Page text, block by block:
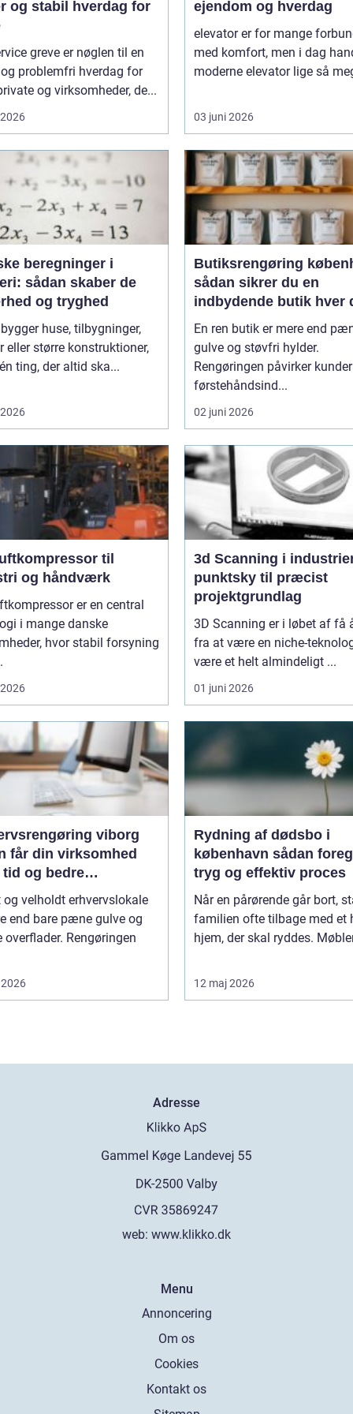
og stabil hverdag for
greve er nøglen til en
problemfri hverdag for
og virksomheder, de...
ejendom og hverdag
elevator er for mange
med komfort, men i dag
moderne elevator lige så
03 juni 2026
beregninger i
sådan skaber de
og tryghed
huse, tilbygninger,
eller større konstruktioner,
ting, der altid ska...
Butiksrengøring
sådan sikrer du en
indbydende butik hver
En ren butik er mere end
gulve og støvfri hylder.
Rengøringen påvirker
førstehåndsind...
02 juni 2026
til
og håndværk
er en central
i mange danske
hvor stabil forsyning
3d Scanning i
punktsky til præcist
projektgrundlag
3D Scanning er i løbet af få
fra at være en niche-
være et helt almindeligt ...
01 juni 2026
viborg
får din virksomhed
tid og bedre
og velholdt erhvervslokale
end bare pæne gulve og
overflader. Rengøringen
Rydning af dødsbo i
københavn sådan foregår en
tryg og effektiv proces
Når en pårørende går bort,
familien ofte tilbage med et
hjem, der skal ryddes.
12 maj 2026
Adresse
web: www.klikko.dk
Menu
Annoncering
Om os
Cookies
Kontakt os